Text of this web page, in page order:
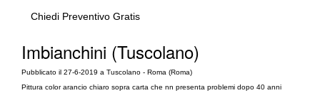
Chiedi Preventivo Gratis
Imbianchini (Tuscolano)
Pubblicato il 27-6-2019 a Tuscolano - Roma (Roma)
Pittura color arancio chiaro sopra carta che nn presenta problemi dopo 40 anni